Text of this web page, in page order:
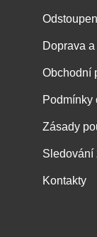
Doprava
Obchodní
Podmínky
Zásady
Sledování
Kontakty